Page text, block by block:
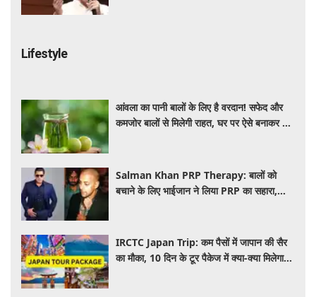
Lifestyle
आंवला का पानी बालों के लिए है वरदान! सफेद और
कमजोर बालों से मिलेगी राहत, घर पर ऐसे बनाकर करें
Salman Khan PRP Therapy: बालों को
बचाने के लिए भाईजान ने लिया PRP का सहारा,
IRCTC Japan Trip: कम पैसों में जापान की सैर
का मौका, 10 दिन के टूर पैकेज में क्या-क्या मिलेगा?